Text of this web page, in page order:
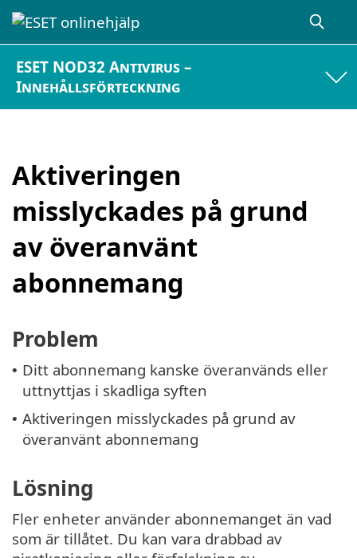
ESET NOD32 Antivirus –
Innehållsförteckning
Aktiveringen
misslyckades på grund
av överanvänt
abonnemang
Problem
• Ditt abonnemang kanske överanvänds eller
uttnyttjas i skadliga syften
• Aktiveringen misslyckades på grund av
överanvänt abonnemang
Lösning
Fler enheter använder abonnemanget än vad
som är tillåtet. Du kan vara drabbad av